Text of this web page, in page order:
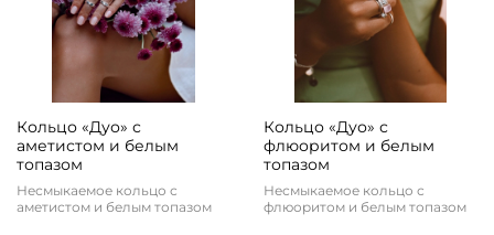
Кольцо «Дуо» с
аметистом и белым
топазом
Несмыкаемое кольцо с
аметистом и белым топазом
Кольцо «Дуо» с
флюоритом и белым
топазом
Несмыкаемое кольцо с
флюоритом и белым топазом